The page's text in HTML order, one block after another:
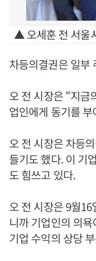
▲ 오세훈 전 서울
차등의결권은 일부
오 전 시장은 “지금
업인에게 동기를
오 전 시장은 차등
들기도 했다. 이 기
도 힘쓰고 있다.
오 전 시장은 9월
니까 기업인의 의
기업 수익의 상당